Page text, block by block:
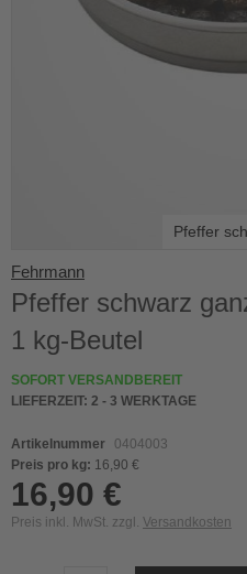
Fehrmann
Pfeffer schwarz
1 kg-Beutel
SOFORT VERSANDBEREIT
LIEFERZEIT: 2 - 3 WERKTAGE
Artikelnummer
0404003
Preis pro kg: 16,90 €
16,90 €
Preis inkl. MwSt. zzgl. Versandkosten
Pfeffer
to
the
images
gallery